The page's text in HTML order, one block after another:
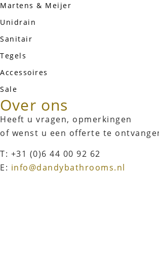
Martens & Meijer
Unidrain
Sanitair
Tegels
Accessoires
Sale
Over ons
Heeft u vragen, opmerkingen
of wenst u een offerte te
T: +31 (0)6 44 00 92 62
E: info@dandybathrooms.nl